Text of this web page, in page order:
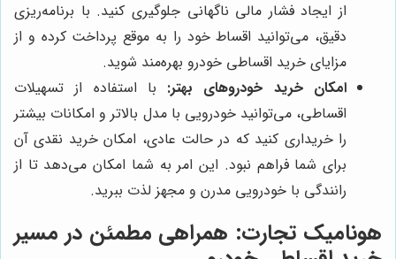
از ایجاد فشار مالی ناگهانی جلوگیری کنید. با برنامه‌ریزی
دقیق، می‌توانید اقساط خود را به موقع پرداخت کرده و از
مزایای خرید اقساطی خودرو بهره‌مند شوید.
امکان خرید خودروهای بهتر: با استفاده از تسهیلات
اقساطی، می‌توانید خودرویی با مدل بالاتر و امکانات بیشتر
را خریداری کنید که در حالت عادی، امکان خرید نقدی آن
برای شما فراهم نبود. این امر به شما امکان می‌دهد تا از
رانندگی با خودرویی مدرن و مجهز لذت ببرید.
هونامیک تجارت: همراهی مطمئن در مسیر